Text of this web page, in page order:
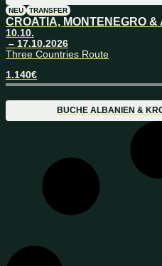
NEU TRANSFER
CROATIA, MONTENEGRO
10.10.
– 17.10.2026
Three Countries Route
1.140€
BUCHE ALBANIEN &